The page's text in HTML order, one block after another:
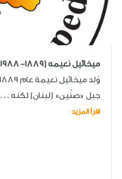
ميخائيل نعيمه (1889- 1988 )
جبل «صنّين» (لبنان) لكنه ...
اقرأ المزيد